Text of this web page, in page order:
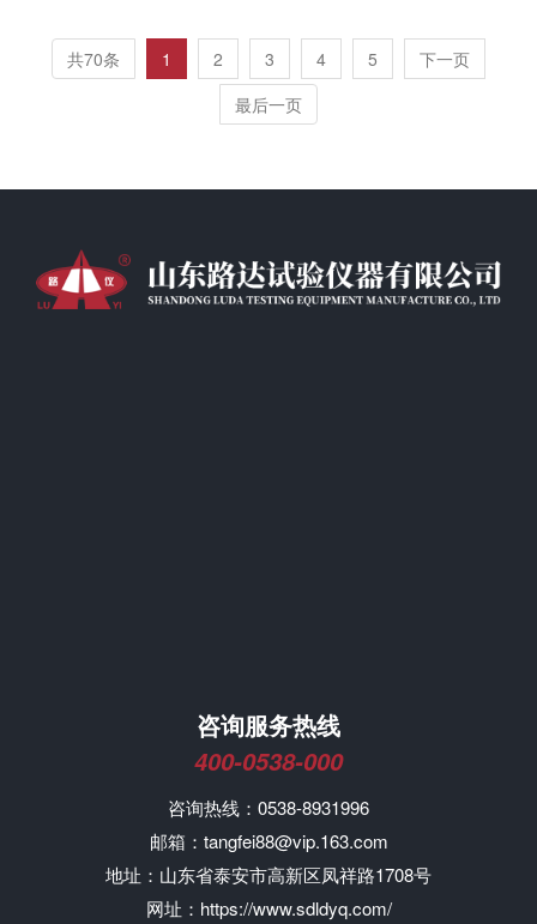
共70条 1 2 3 4 5
下一页
最后一页
咨询服务热线
400-0538-000
咨询热线：0538-8931996
邮箱：tangfei88@vip.163.com
地址：山东省泰安市高新区凤祥路1708号
网址：https://www.sdldyq.com/